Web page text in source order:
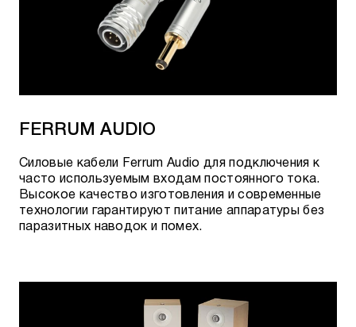
FERRUM AUDIO
Cиловые кабели Ferrum Audio для подключения к
часто используемым входам постоянного тока.
Высокое качество изготовления и современные
технологии гарантируют питание аппаратуры без
паразитных наводок и помех.